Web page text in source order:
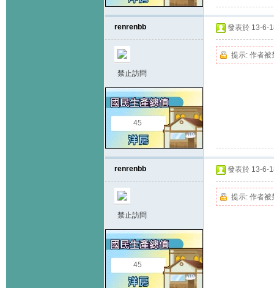
renrenbb
禁止訪問
45
發表於 13-6-
提示: 作者被
renrenbb
禁止訪問
45
發表於 13-6-
提示: 作者被